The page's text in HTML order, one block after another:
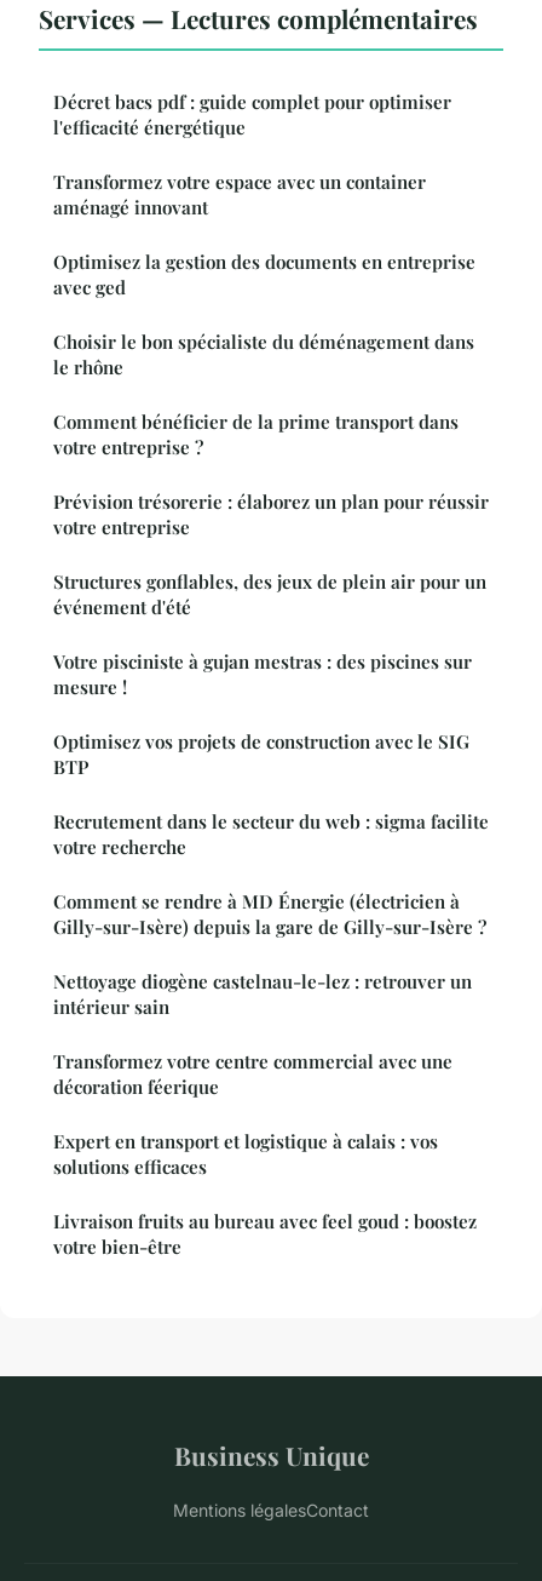
Services — Lectures complémentaires
Décret bacs pdf : guide complet pour optimiser
l'efficacité énergétique
Transformez votre espace avec un container
aménagé innovant
Optimisez la gestion des documents en entreprise
avec ged
Choisir le bon spécialiste du déménagement dans
le rhône
Comment bénéficier de la prime transport dans
votre entreprise ?
Prévision trésorerie : élaborez un plan pour réussir
votre entreprise
Structures gonflables, des jeux de plein air pour un
événement d'été
Votre pisciniste à gujan mestras : des piscines sur
mesure !
Optimisez vos projets de construction avec le SIG
BTP
Recrutement dans le secteur du web : sigma facilite
votre recherche
Comment se rendre à MD Énergie (électricien à
Gilly-sur-Isère) depuis la gare de Gilly-sur-Isère ?
Nettoyage diogène castelnau-le-lez : retrouver un
intérieur sain
Transformez votre centre commercial avec une
décoration féerique
Expert en transport et logistique à calais : vos
solutions efficaces
Livraison fruits au bureau avec feel goud : boostez
votre bien-être
Business Unique
Mentions légalesContact